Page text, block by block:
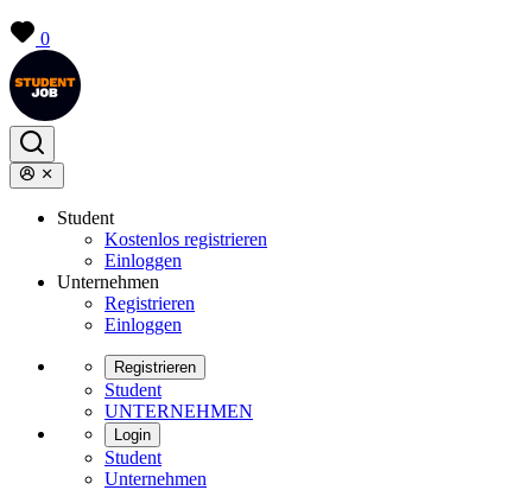
0
Student
Kostenlos registrieren
Einloggen
Unternehmen
Registrieren
Einloggen
Registrieren
Student
UNTERNEHMEN
Login
Student
Unternehmen